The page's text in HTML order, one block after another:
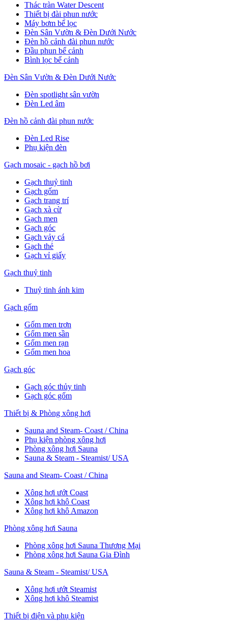
Thác tràn Water Descent
Thiết bị đài phun nước
Máy bơm bể lọc
Đèn Sân Vườn & Đèn Dưới Nước
Đèn hồ cảnh đài phun nước
Đầu phun bể cảnh
Bình lọc bể cảnh
Đèn Sân Vườn & Đèn Dưới Nước
Đèn spotlight sân vườn
Đèn Led âm
Đèn hồ cảnh đài phun nước
Đèn Led Rise
Phụ kiện đèn
Gạch mosaic - gạch hồ bơi
Gạch thuỷ tinh
Gạch gốm
Gạch trang trí
Gạch xà cừ
Gạch men
Gạch góc
Gạch vảy cá
Gạch thẻ
Gạch vỉ giấy
Gạch thuỷ tinh
Thuỷ tinh ánh kim
Gạch gốm
Gốm men trơn
Gốm men sần
Gốm men rạn
Gốm men hoa
Gạch góc
Gạch góc thủy tinh
Gạch góc gốm
Thiết bị & Phòng xông hơi
Sauna and Steam- Coast / China
Phụ kiện phòng xông hơi
Phòng xông hơi Sauna
Sauna & Steam - Steamist/ USA
Sauna and Steam- Coast / China
Xông hơi ướt Coast
Xông hơi khô Coast
Xông hơi khô Amazon
Phòng xông hơi Sauna
Phòng xông hơi Sauna Thương Mại
Phòng xông hơi Sauna Gia Đình
Sauna & Steam - Steamist/ USA
Xông hơi ướt Steamist
Xông hơi khô Steamist
Thiết bị điện và phụ kiện